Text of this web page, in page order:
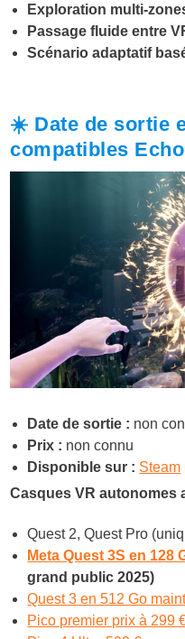
Exploration multi-
Passage fluide entre
Scénario adaptatif
☀️ Date de sortie
compatibles
Date de sortie : non
Prix : non connu
Disponible sur : Steam
Casques VR autonomes
Quest 2, Quest Pro
Meta Quest 3S en 128
grand public 2025)
Quest 3 en 512 Go
Pico premier prix à 299